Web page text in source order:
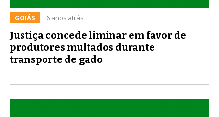
GOIÁS 6 anos atrás
Justiça concede liminar em favor de
produtores multados durante
transporte de gado